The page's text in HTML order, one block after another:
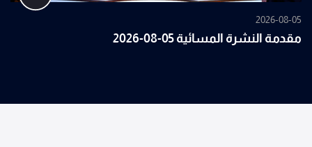
2026-08-05
مقدمة النشرة المسائية 05-08-2026